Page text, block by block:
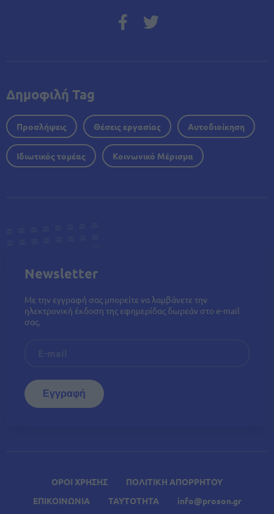
ΟΡΟΙ ΧΡΗΣΗΣ
ΠΟΛΙΤΙΚΗ ΑΠΟΡΡΗΤΟΥ
ΕΠΙΚΟΙΝΩΝΙΑ
ΤΑΥΤΟΤΗΤΑ
info@proson.gr
Δημοφιλή Tag
Προσλήψεις Θέσεις εργασίας Αυτοδιοίκηση
Ιδιωτικός τομέας Κοινωνικό Μέρισμα
Newsletter
Με την εγγραφή σας μπορείτε να λαμβάνετε την
ηλεκτρονική έκδοση της εφημερίδας δωρεάν στο e-mail
σας.